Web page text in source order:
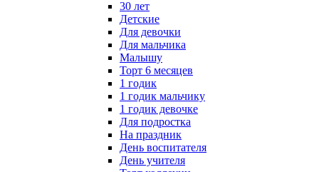
30 лет
Детские
Для девочки
Для мальчика
Малышу
Торт 6 месяцев
1 годик
1 годик мальчику
1 годик девочке
Для подростка
На праздник
День воспитателя
День учителя